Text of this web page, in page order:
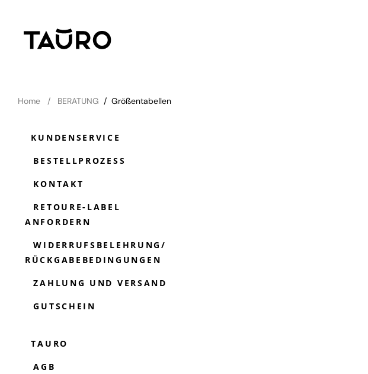
Home BERATUNG / Größentabellen
KUNDENSERVICE
BESTELLPROZESS
KONTAKT
RETOURE-LABEL
ANFORDERN
WIDERRUFSBELEHRUNG/
RÜCKGABEBEDINGUNGEN
ZAHLUNG UND VERSAND
GUTSCHEIN
TAURO
AGB